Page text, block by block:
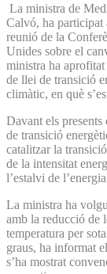
La ministra de
Calvó, ha participat
reunió de la
Unides sobre el
ministra ha
de llei de transició
climàtic, en què
Davant els
de transició
catalitzar la
de la intensitat
l’estalvi de
La ministra ha
amb la reducció de
temperatura per
graus, ha informat
s’ha mostrat